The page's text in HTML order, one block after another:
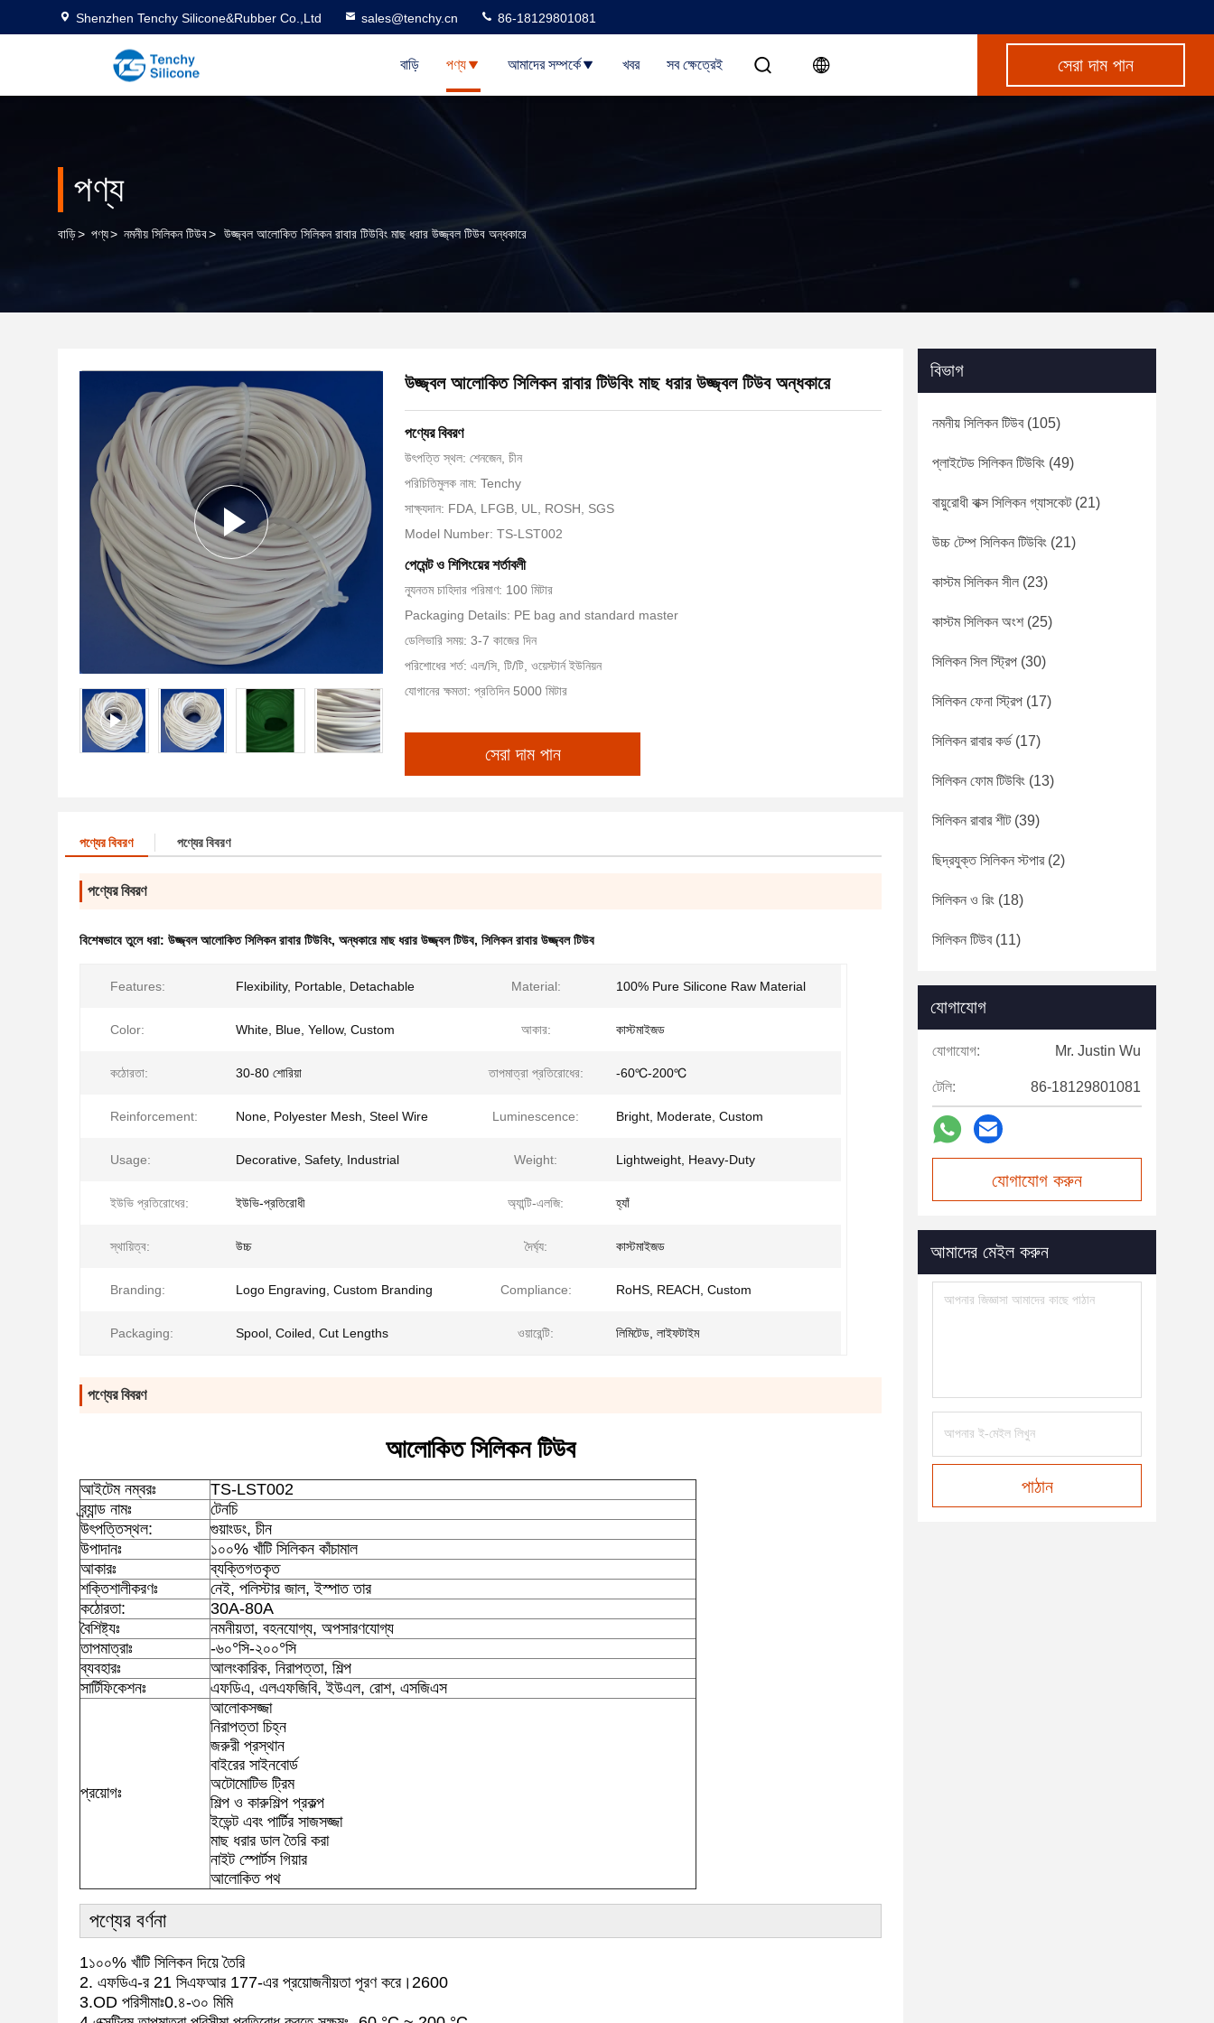
Shenzhen Tenchy Silicone&Rubber Co.,Ltd sales@tenchy.cn 86-18129801081
বাড়ি পণ্য আমাদের সম্পর্কে খবর সব ক্ষেত্রেই সেরা দাম পান
পণ্য
বাড়ি> পণ্য> নমনীয় সিলিকন টিউব> উজ্জ্বল আলোকিত সিলিকন রাবার টিউবিং মাছ ধরার উজ্জ্বল টিউব অন্ধকারে
উজ্জ্বল আলোকিত সিলিকন রাবার টিউবিং মাছ ধরার উজ্জ্বল টিউব অন্ধকারে
পণ্যের বিবরণ
উৎপত্তি স্থল: শেনজেন, চীন
পরিচিতিমুলক নাম: Tenchy
সাক্ষ্যদান: FDA, LFGB, UL, ROSH, SGS
Model Number: TS-LST002
পেমেন্ট ও শিপিংয়ের শর্তাবলী
ন্যূনতম চাহিদার পরিমাণ: 100 মিটার
Packaging Details: PE bag and standard master
ডেলিভারি সময়: 3-7 কাজের দিন
পরিশোধের শর্ত: এল/সি, টি/টি, ওয়েস্টার্ন ইউনিয়ন
যোগানের ক্ষমতা: প্রতিদিন 5000 মিটার
সেরা দাম পান
পণ্যের বিবরণ পণ্যের বিবরণ
পণ্যের বিবরণ
বিশেষভাবে তুলে ধরা: উজ্জ্বল আলোকিত সিলিকন রাবার টিউবিং, অন্ধকারে মাছ ধরার উজ্জ্বল টিউব, সিলিকন রাবার উজ্জ্বল টিউব
Features: Flexibility, Portable, Detachable Material: 100% Pure Silicone Raw Material
Color: White, Blue, Yellow, Custom আকার: কাস্টমাইজড
কঠোরতা: 30-80 শোরিয়া তাপমাত্রা প্রতিরোধের: -60℃-200℃
Reinforcement: None, Polyester Mesh, Steel Wire Luminescence: Bright, Moderate, Custom
Usage: Decorative, Safety, Industrial Weight: Lightweight, Heavy-Duty
ইউভি প্রতিরোধের: ইউভি-প্রতিরোধী অ্যান্টি-এলজি: হ্যাঁ
স্থায়িত্ব: উচ্চ দৈর্ঘ্য: কাস্টমাইজড
Branding: Logo Engraving, Custom Branding Compliance: RoHS, REACH, Custom
Packaging: Spool, Coiled, Cut Lengths ওয়ারেন্টি: লিমিটেড, লাইফটাইম
পণ্যের বিবরণ
আলোকিত সিলিকন টিউব
আইটেম নম্বরঃ
TS-LST002
ব্র্যান্ড নামঃ
টেনচি
উৎপত্তিস্থল:
গুয়াংডং, চীন
উপাদানঃ
১০০% খাঁটি সিলিকন কাঁচামাল
আকারঃ
ব্যক্তিগতকৃত
শক্তিশালীকরণঃ
নেই, পলিস্টার জাল, ইস্পাত তার
কঠোরতা:
30A-80A
বৈশিষ্ট্যঃ
নমনীয়তা, বহনযোগ্য, অপসারণযোগ্য
তাপমাত্রাঃ
-৬০°সি-২০০°সি
ব্যবহারঃ
আলংকারিক, নিরাপত্তা, শিল্প
সার্টিফিকেশনঃ
এফডিএ, এলএফজিবি, ইউএল, রোশ, এসজিএস
প্রয়োগঃ
আলোকসজ্জা
নিরাপত্তা চিহ্ন
জরুরী প্রস্থান
বাইরের সাইনবোর্ড
অটোমোটিভ ট্রিম
শিল্প ও কারুশিল্প প্রকল্প
ইভেন্ট এবং পার্টির সাজসজ্জা
মাছ ধরার ডাল তৈরি করা
নাইট স্পোর্টস গিয়ার
আলোকিত পথ
পণ্যের বর্ণনা
1১০০% খাঁটি সিলিকন দিয়ে তৈরি
2. এফডিএ-র 21 সিএফআর 177-এর প্রয়োজনীয়তা পূরণ করে।2600
3.OD পরিসীমাঃ0.৪-৩০ মিমি
বিভাগ
নমনীয় সিলিকন টিউব(105)
প্লাইটেড সিলিকন টিউবিং (49)
বায়ুরোধী বাক্স সিলিকন গ্যাসকেট(21)
উচ্চ টেম্প সিলিকন টিউবিং (21)
কাস্টম সিলিকন সীল (23)
কাস্টম সিলিকন অংশ(25)
সিলিকন সিল স্ট্রিপ (30)
সিলিকন ফেনা স্ট্রিপ (17)
সিলিকন রাবার কর্ড (17)
সিলিকন ফোম টিউবিং (13)
সিলিকন রাবার শীট(39)
ছিদ্রযুক্ত সিলিকন স্টপার(2)
সিলিকন ও রিং (18)
সিলিকন টিউব(11)
যোগাযোগ
যোগাযোগ: Mr. Justin Wu
টেলি: 86-18129801081
যোগাযোগ করুন
আমাদের মেইল করুন
পাঠান